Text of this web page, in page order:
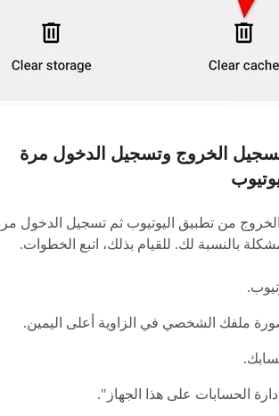
6: تسجيل الخروج وتسجيل الدخول مرة
من تطبيق اليوتيوب ثم تسجيل الدخول
بالنسبة لك. للقيام بذلك، اتبع الخطوات.
ملفك الشخصي في الزاوية أعلى اليمين.
الحسابات على هذا الجهاز".